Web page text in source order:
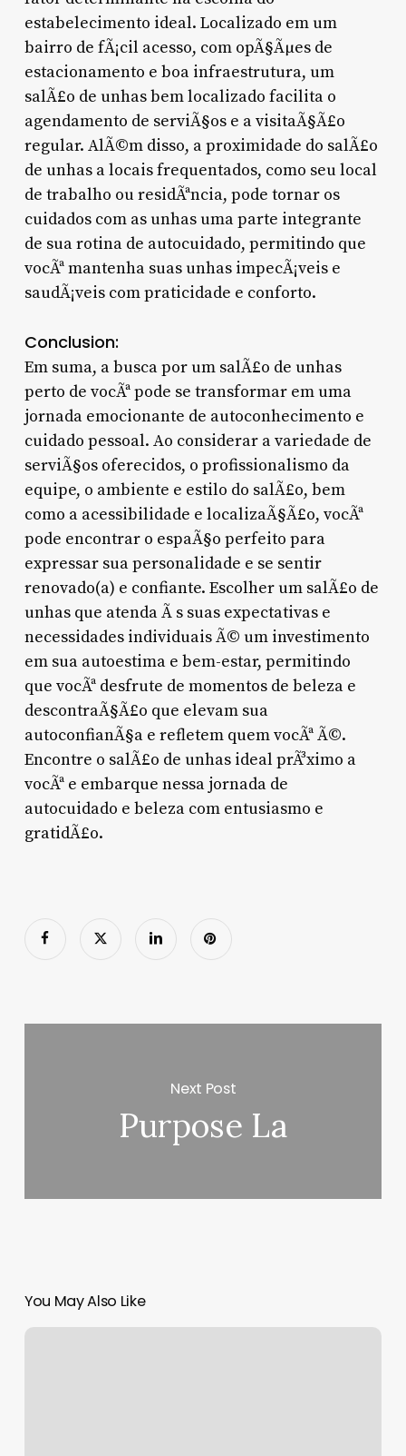
estabelecimento ideal. Localizado em um
bairro de fÃ¡cil acesso, com opÃ§Ãµes de
estacionamento e boa infraestrutura, um
salÃ£o de unhas bem localizado facilita o
agendamento de serviÃ§os e a visitaÃ§Ã£o
regular. AlÃ©m disso, a proximidade do salÃ£o
de unhas a locais frequentados, como seu local
de trabalho ou residÃªncia, pode tornar os
cuidados com as unhas uma parte integrante
de sua rotina de autocuidado, permitindo que
vocÃª mantenha suas unhas impecÃ¡veis e
saudÃ¡veis com praticidade e conforto.
Conclusion:
Em suma, a busca por um salÃ£o de unhas
perto de vocÃª pode se transformar em uma
jornada emocionante de autoconhecimento e
cuidado pessoal. Ao considerar a variedade de
serviÃ§os oferecidos, o profissionalismo da
equipe, o ambiente e estilo do salÃ£o, bem
como a acessibilidade e localizaÃ§Ã£o, vocÃª
pode encontrar o espaÃ§o perfeito para
expressar sua personalidade e se sentir
renovado(a) e confiante. Escolher um salÃ£o de
unhas que atenda Ã s suas expectativas e
necessidades individuais Ã© um investimento
em sua autoestima e bem-estar, permitindo
que vocÃª desfrute de momentos de beleza e
descontraÃ§Ã£o que elevam sua
autoconfianÃ§a e refletem quem vocÃª Ã©.
Encontre o salÃ£o de unhas ideal prÃ³ximo a
vocÃª e embarque nessa jornada de
autocuidado e beleza com entusiasmo e
gratidÃ£o.
Next Post
Purpose La
You May Also Like
Tattoo